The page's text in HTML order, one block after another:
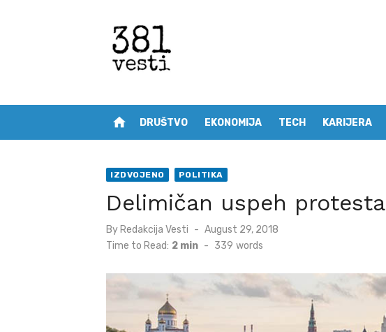
home DRUŠTVO EKONOMIJA TECH KARIJERA
IZDVOJENO POLITIKA
Delimičan uspeh protesta
By Redakcija Vesti
Posted
August 29, 2018
Time to Read: 2 min - 339 words